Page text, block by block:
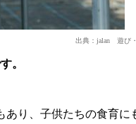
出典：jalan 遊び
。
り、子供たちの食育に